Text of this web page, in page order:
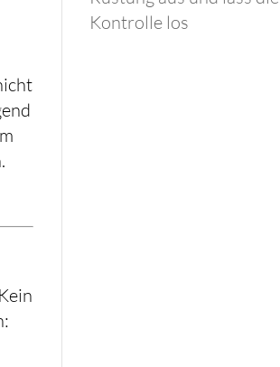
Kontrolle los